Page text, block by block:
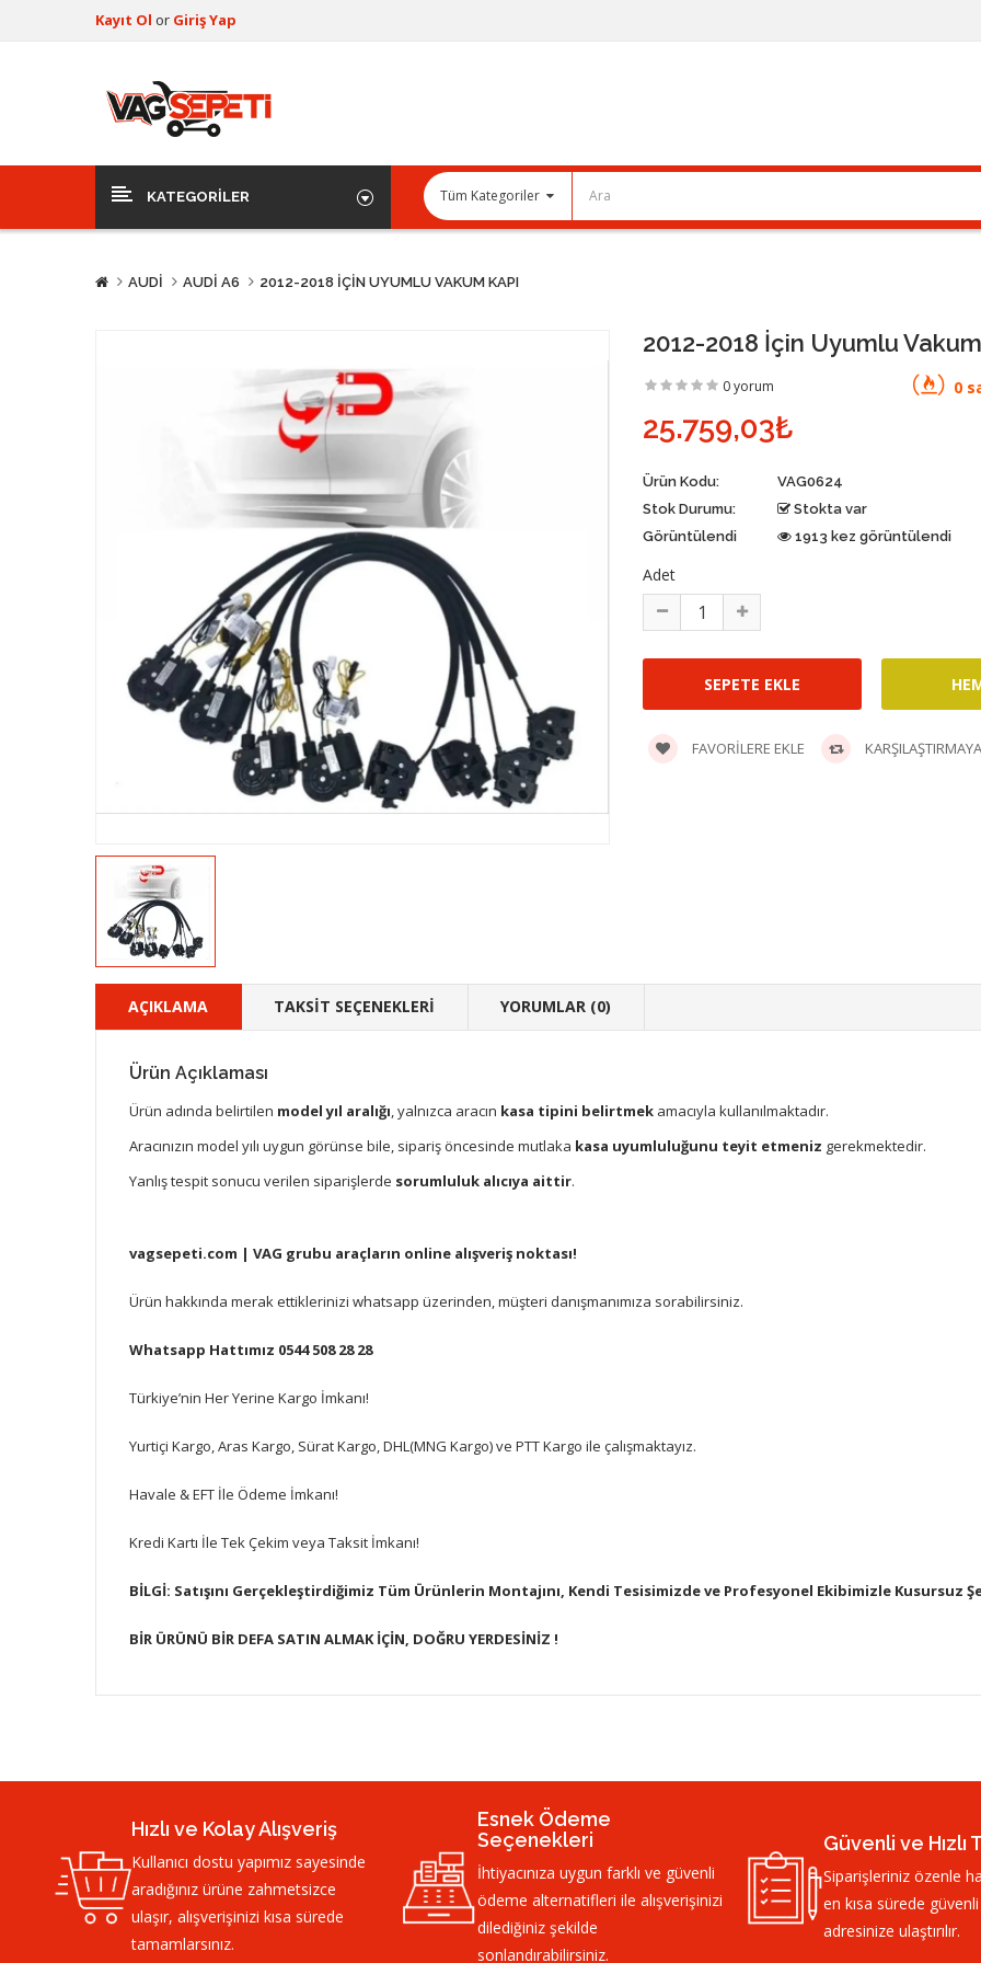
Kayıt Ol or Giriş Yap
KATEGORILER
AUDI AUDI A6 2012-2018 İÇIN UYUMLU VAKUM KAPI
2012-2018 İçin Uyumlu Vakum
0 yorum 0
25.759,03₺
Ürün Kodu:
VAG0624
Stok Durumu:
Stokta var
Görüntülendi
1913 kez görüntülendi
Adet
FAVORILERE EKLE
AÇIKLAMA TAKSİT SEÇENEKLERİ YORUMLAR (0)
Ürün Açıklaması
Ürün adında belirtilen model yıl aralığı, yalnızca aracın kasa tipini belirtmek amacıyla kullanılmaktadır.
Aracınızın model yılı uygun görünse bile, sipariş öncesinde mutlaka kasa uyumluluğunu teyit etmeniz gerekmektedir.
Yanlış tespit sonucu verilen siparişlerde sorumluluk alıcıya aittir.
vagsepeti.com | VAG grubu araçların online alışveriş noktası!
Ürün hakkında merak ettiklerinizi whatsapp üzerinden, müşteri danışmanımıza sorabilirsiniz.
Whatsapp Hattımız 0544 508 28 28
Türkiye’nin Her Yerine Kargo İmkanı!
Yurtiçi Kargo, Aras Kargo, Sürat Kargo, DHL(MNG Kargo) ve PTT Kargo ile çalışmaktayız.
Havale & EFT İle Ödeme İmkanı!
Kredi Kartı İle Tek Çekim veya Taksit İmkanı!
BİLGİ: Satışını Gerçekleştirdiğimiz Tüm Ürünlerin Montajını, Kendi Tesisimizde ve Profesyonel Ekibimizle Kusursuz
BİR ÜRÜNÜ BİR DEFA SATIN ALMAK İÇİN, DOĞRU YERDESİNİZ !
Hızlı ve Kolay Alışveriş
Kullanıcı dostu yapımız sayesinde
aradığınız ürüne zahmetsizce
ulaşır, alışverişinizi kısa sürede
tamamlarsınız.
Esnek Ödeme
Seçenekleri
İhtiyacınıza uygun farklı ve güvenli
ödeme alternatifleri ile alışverişinizi
dilediğiniz şekilde
sonlandırabilirsiniz.
Güvenli ve Hızlı
Siparişleriniz özenle
en kısa sürede
adresinize ulaştırılır.